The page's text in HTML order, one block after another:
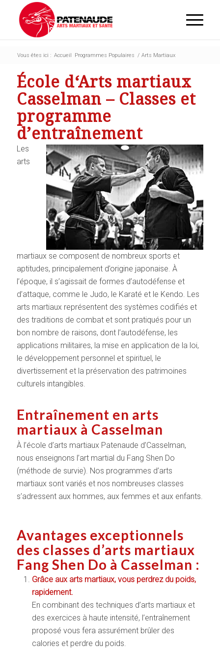
Vous êtes ici : Accueil Programmes Populaires / Arts Martiaux
École d‘Arts martiaux
Casselman – Classes et
programme
d’entraînement
Les
arts
martiaux se composent de nombreux sports et
aptitudes, principalement d’origine japonaise. À
l’époque, il s’agissait de formes d’autodéfense et
d’attaque, comme le Judo, le Karaté et le Kendo. Les
arts martiaux représentent des systèmes codifiés et
des traditions de combat et sont pratiqués pour un
bon nombre de raisons, dont l’autodéfense, les
applications militaires, la mise en application de la loi,
le développement personnel et spirituel, le
divertissement et la préservation des patrimoines
culturels intangibles.
Entraînement en arts
martiaux à Casselman
À l’école d’arts martiaux Patenaude d’Casselman,
nous enseignons l’art martial du Fang Shen Do
(méthode de survie). Nos programmes d’arts
martiaux sont variés et nos nombreuses classes
s’adressent aux hommes, aux femmes et aux enfants.
Avantages exceptionnels
des classes d’arts martiaux
Fang Shen Do à Casselman :
Grâce aux arts martiaux, vous perdrez du poids,
rapidement.
En combinant des techniques d’arts martiaux et
des exercices à haute intensité, l’entraînement
proposé vous fera assurément brûler des
calories et perdre du poids.